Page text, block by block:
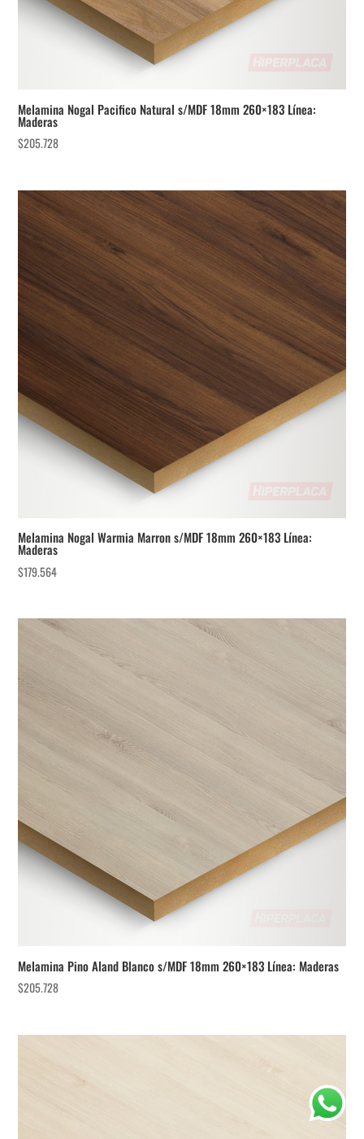
Melamina Nogal Pacifico Natural s/MDF 18mm 260×183 Línea:
Maderas
$205.728
Melamina Nogal Warmia Marron s/MDF 18mm 260×183 Línea:
Maderas
$179.564
Melamina Pino Aland Blanco s/MDF 18mm 260×183 Línea: Maderas
$205.728